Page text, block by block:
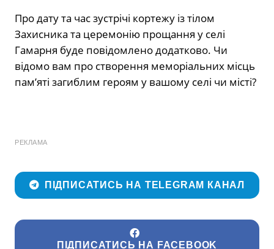
Про дату та час зустрічі кортежу із тілом
Захисника та церемонію прощання у селі
Гамарня буде повідомлено додатково. Чи
відомо вам про створення меморіальних місць
пам’яті загиблим героям у вашому селі чи місті?
РЕКЛАМА
ПІДПИСАТИСЬ НА TELEGRAM КАНАЛ
ПІДПИСАТИСЬ НА FACEBOOK